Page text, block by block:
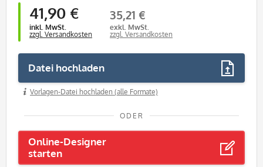
41,90 €
inkl. MwSt.
zzgl. Versandkosten
35,21 €
exkl. MwSt.
zzgl. Versandkosten
Datei hochladen
Vorlagen-Datei hochladen (alle Formate)
ODER
Online-Designer
starten